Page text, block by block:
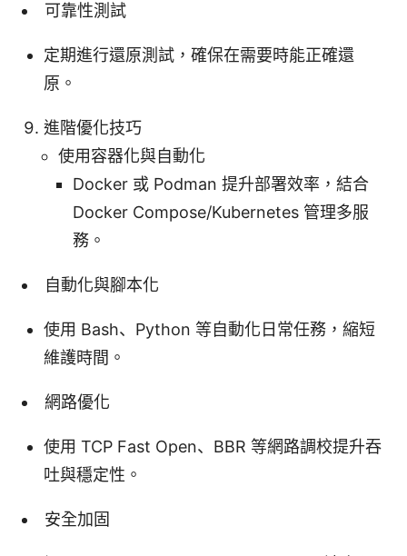
可靠性測試
定期進行還原測試，確保在需要時能正確還
原。
進階優化技巧
使用容器化與自動化
Docker 或 Podman 提升部署效率，結合
Docker Compose/Kubernetes 管理多服
務。
自動化與腳本化
使用 Bash、Python 等自動化日常任務，縮短
維護時間。
網路優化
使用 TCP Fast Open、BBR 等網路調校提升吞
吐與穩定性。
安全加固